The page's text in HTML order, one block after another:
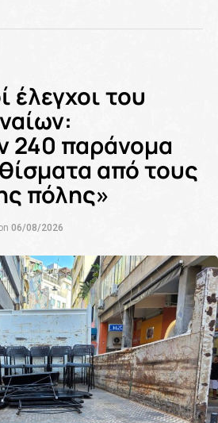
έλεγχοι του
240 παράνομα
από τους
πόλης»
06/08/2026